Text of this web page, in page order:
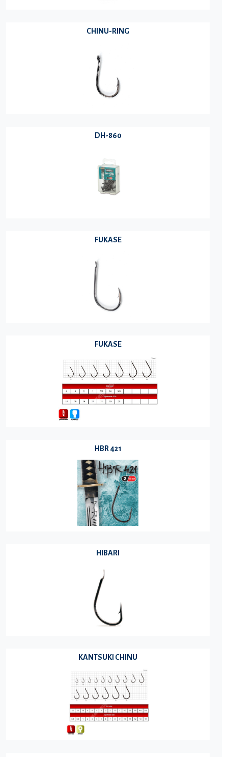
CHINU-RING
DH-860
FUKASE
FUKASE
HBR 421
HIBARI
KANTSUKI CHINU